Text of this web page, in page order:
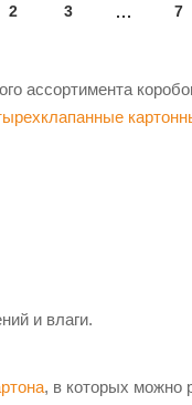
2 3 7
ассортимента
и влаги.
, в которых можно